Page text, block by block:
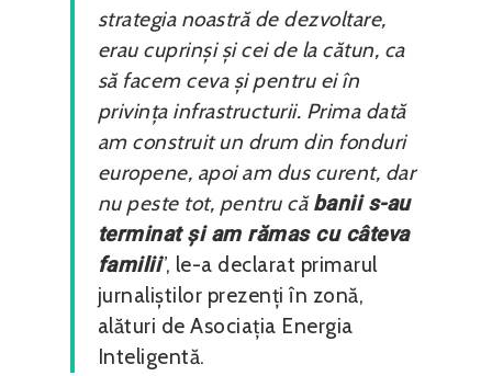
strategia noastră de dezvoltare,
erau cuprinși și cei de la cătun, ca
să facem ceva și pentru ei în
privința infrastructurii. Prima dată
am construit un drum din fonduri
europene, apoi am dus curent, dar
nu peste tot, pentru căbanii s-au
terminat și am rămas cu câteva
familii”, le-a declarat primarul
jurnaliștilor prezenți în zonă,
alături de Asociația Energia
Inteligentă.